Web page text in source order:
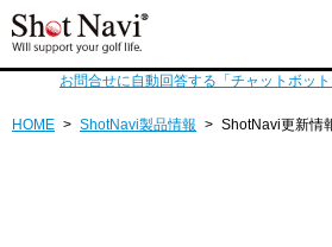
お問合せに自動回答する「チャットボッ
HOME > ShotNavi製品情報 > ShotNavi更新情